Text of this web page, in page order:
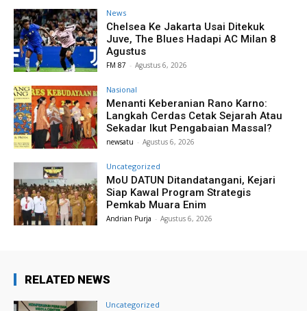
News
Chelsea Ke Jakarta Usai Ditekuk
Juve, The Blues Hadapi AC Milan 8
Agustus
FM 87 - Agustus 6, 2026
Nasional
Menanti Keberanian Rano Karno:
Langkah Cerdas Cetak Sejarah Atau
Sekadar Ikut Pengabaian Massal?
newsatu - Agustus 6, 2026
Uncategorized
MoU DATUN Ditandatangani, Kejari
Siap Kawal Program Strategis
Pemkab Muara Enim
Andrian Purja - Agustus 6, 2026
RELATED NEWS
Uncategorized